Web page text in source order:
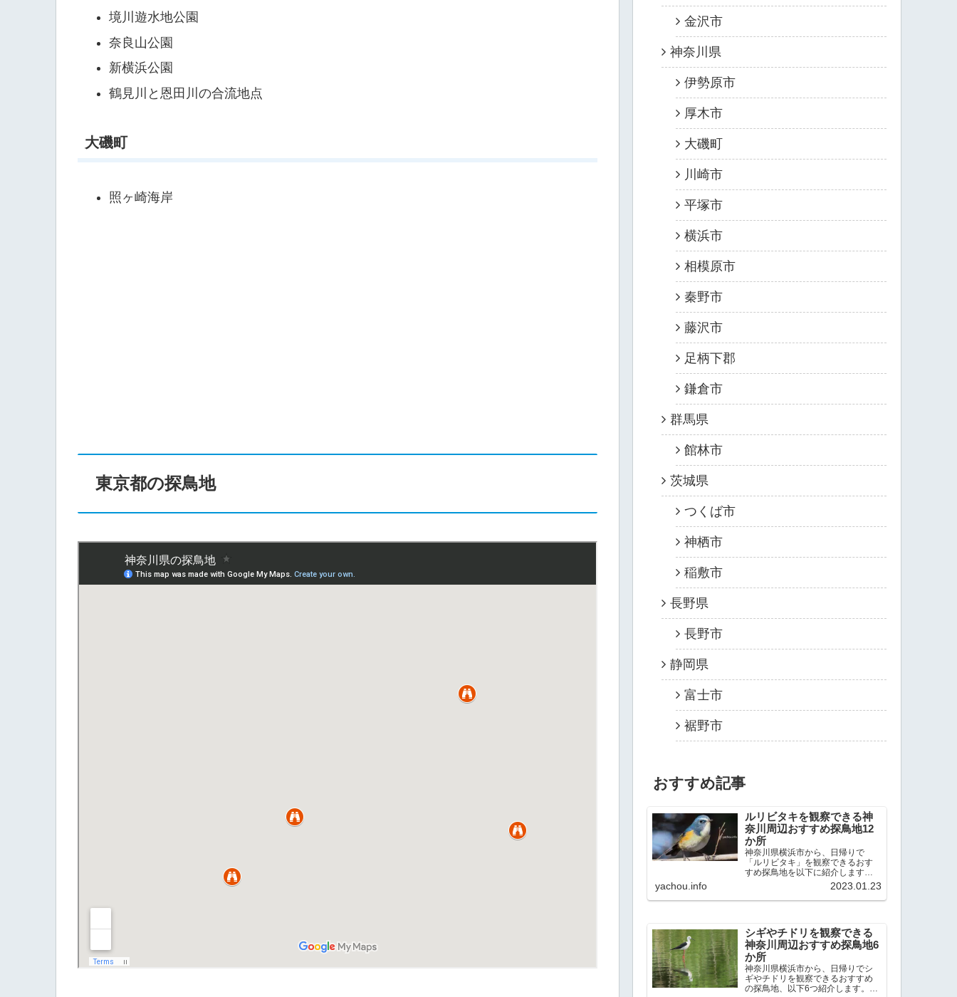
境川遊水地公園
奈良山公園
新横浜公園
鶴見川と恩田川の合流地点
大磯町
照ヶ崎海岸
東京都の探鳥地
金沢市
神奈川県
伊勢原市
厚木市
大磯町
川崎市
平塚市
横浜市
相模原市
秦野市
藤沢市
足柄下郡
鎌倉市
群馬県
館林市
茨城県
つくば市
神栖市
稲敷市
長野県
長野市
静岡県
富士市
裾野市
おすすめ記事
ルリビタキを観察できる神
奈川周辺おすすめ探鳥地12
か所
神奈川県横浜市から、日帰りで
「ルリビタキ」を観察できるおす
すめ探鳥地を以下に紹介します。
これまで80か所近くの探鳥地を訪
れ、手応えを感じた場所です。以
下、★ が多いほど観察しやすく、
yachou.info 2023.01.23
シギやチドリを観察できる
神奈川周辺おすすめ探鳥地6
か所
神奈川県横浜市から、日帰りでシ
ギやチドリを観察できるおすすめ
の探鳥地、以下6つ紹介します。こ